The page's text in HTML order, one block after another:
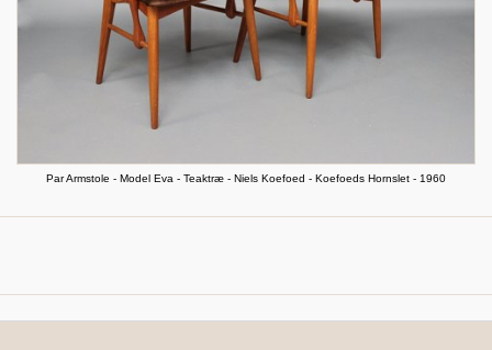
Par Armstole - Model Eva - Teaktræ - Niels Koefoed - Koefoeds Hornslet - 1960